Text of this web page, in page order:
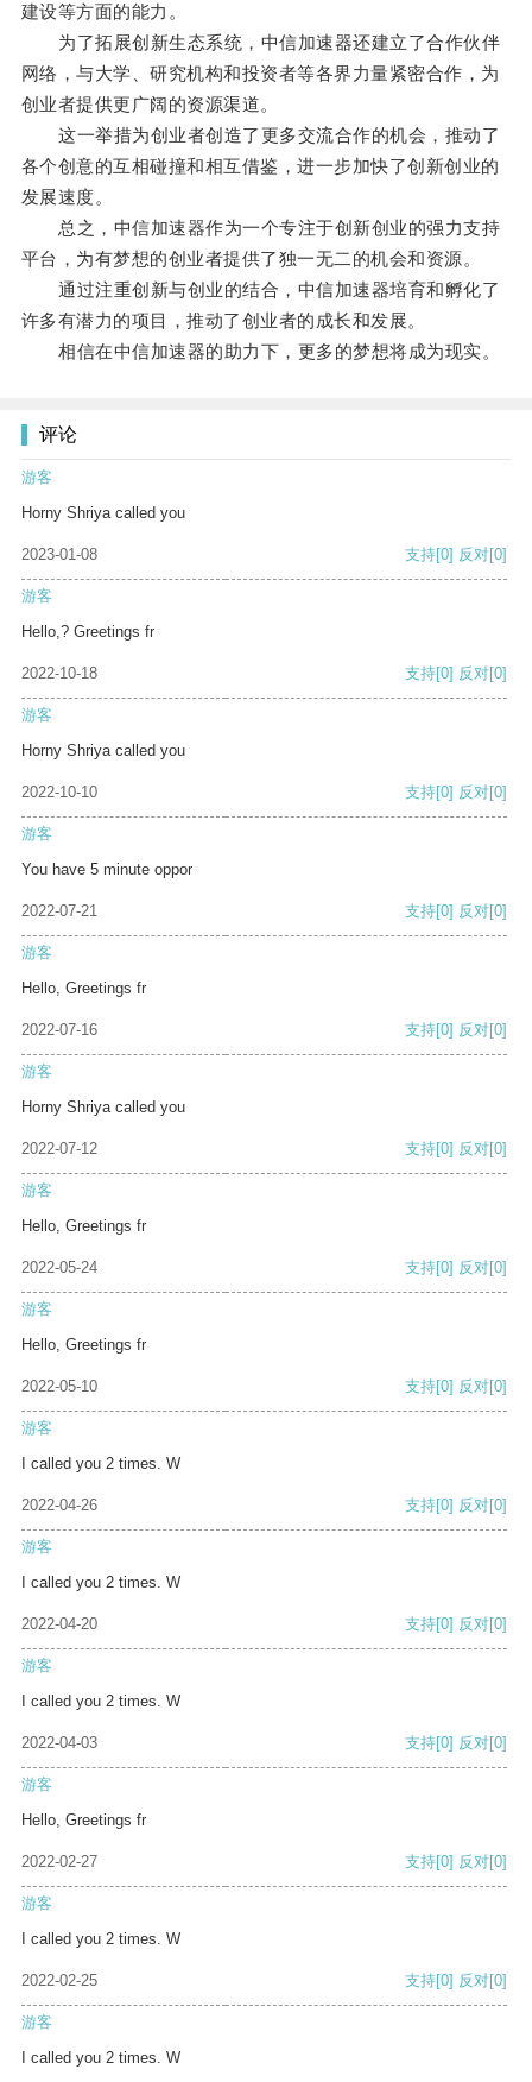
建设等方面的能力。
为了拓展创新生态系统，中信加速器还建立了合作伙伴
网络，与大学、研究机构和投资者等各界力量紧密合作，为
创业者提供更广阔的资源渠道。
这一举措为创业者创造了更多交流合作的机会，推动了
各个创意的互相碰撞和相互借鉴，进一步加快了创新创业的
发展速度。
总之，中信加速器作为一个专注于创新创业的强力支持
平台，为有梦想的创业者提供了独一无二的机会和资源。
通过注重创新与创业的结合，中信加速器培育和孵化了
许多有潜力的项目，推动了创业者的成长和发展。
相信在中信加速器的助力下，更多的梦想将成为现实。
评论
游客
Horny Shriya called you
2023-01-08 支持[0] 反对[0]
游客
Hello,? Greetings fr
2022-10-18 支持[0] 反对[0]
游客
Horny Shriya called you
2022-10-10 支持[0] 反对[0]
游客
You have 5 minute oppor
2022-07-21 支持[0] 反对[0]
游客
Hello, Greetings fr
2022-07-16 支持[0] 反对[0]
游客
Horny Shriya called you
2022-07-12 支持[0] 反对[0]
游客
Hello, Greetings fr
2022-05-24 支持[0] 反对[0]
游客
Hello, Greetings fr
2022-05-10 支持[0] 反对[0]
游客
I called you 2 times. W
2022-04-26 支持[0] 反对[0]
游客
I called you 2 times. W
2022-04-20 支持[0] 反对[0]
游客
I called you 2 times. W
2022-04-03 支持[0] 反对[0]
游客
Hello, Greetings fr
2022-02-27 支持[0] 反对[0]
游客
I called you 2 times. W
2022-02-25 支持[0] 反对[0]
游客
I called you 2 times. W